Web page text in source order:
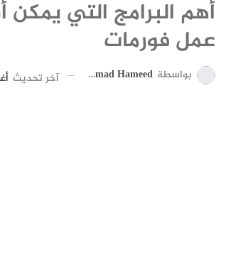
أهم البرامج التي
عمل فورمات
بواسطة Ahmad Hameed آخر تحديث